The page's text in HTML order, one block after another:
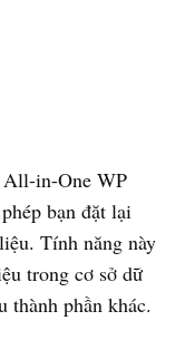
All-in-One WP
bạn đặt lại
Tính năng này
trong cơ sở dữ
thành phần khác.